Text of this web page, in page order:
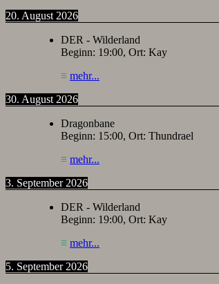
20. August 2026
DER - Wilderland
Beginn: 19:00, Ort: Kay
≡ mehr...
30. August 2026
Dragonbane
Beginn: 15:00, Ort: Thundrael
≡ mehr...
3. September 2026
DER - Wilderland
Beginn: 19:00, Ort: Kay
≡ mehr...
5. September 2026